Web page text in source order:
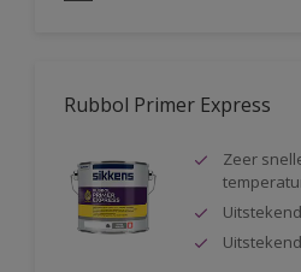
Rubbol Primer Express
Zeer